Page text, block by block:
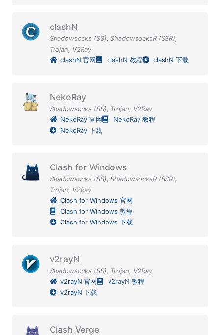
clashN
Shadowsocks (SS), ShadowsocksR (SSR),
Trojan, V2Ray
clashN 官网
clashN 教程 clashN 下载
NekoRay
Shadowsocks (SS), Trojan, V2Ray
NekoRay 官网
NekoRay 教程
NekoRay 下载
Clash for Windows
Shadowsocks (SS), ShadowsocksR (SSR),
Trojan, V2Ray
Clash for Windows 官网
Clash for Windows 教程
Clash for Windows 下载
v2rayN
Shadowsocks (SS), Trojan, V2Ray
v2rayN 官网
v2rayN 教程
v2rayN 下载
Clash Verge